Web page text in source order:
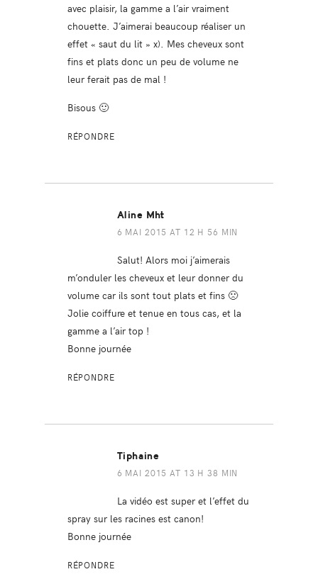
avec plaisir, la gamme a l’air vraiment
chouette. J’aimerai beaucoup réaliser un
effet « saut du lit » x). Mes cheveux sont
fins et plats donc un peu de volume ne
leur ferait pas de mal !
Bisous 🙂
RÉPONDRE
Aline Mht
6 MAI 2015 AT 12 H 56 MIN
Salut! Alors moi j’aimerais
m’onduler les cheveux et leur donner du
volume car ils sont tout plats et fins 🙁
Jolie coiffure et tenue en tous cas, et la
gamme a l’air top !
Bonne journée
RÉPONDRE
Tiphaine
6 MAI 2015 AT 13 H 38 MIN
La vidéo est super et l’effet du
spray sur les racines est canon!
Bonne journée
RÉPONDRE